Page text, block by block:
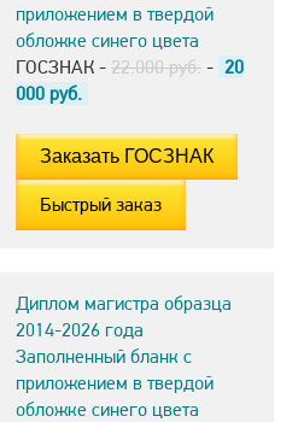
приложением в твердой
обложке синего цвета
ГОСЗНАК - 22.000 руб. - 20
000 руб.
Быстрый заказ
Диплом магистра образца
2014-2026 года
Заполненный бланк с
приложением в твердой
обложке синего цвета